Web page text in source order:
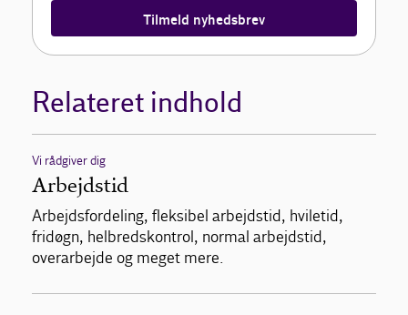
Tilmeld nyhedsbrev
Relateret indhold
Vi rådgiver dig
Arbejdstid
Arbejdsfordeling, fleksibel arbejdstid, hviletid,
fridøgn, helbredskontrol, normal arbejdstid,
overarbejde og meget mere.